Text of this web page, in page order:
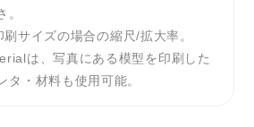
。
サイズの場合の縮尺/拡大率。
は、写真にある模型を印刷した
タ・材料も使用可能。